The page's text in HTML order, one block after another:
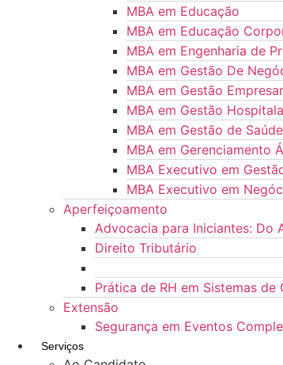
MBA em Educação
MBA em Educação
MBA em Engenharia de
MBA em Gestão De
MBA em Gestão
MBA em Gestão
MBA em Gestão de
MBA em Gerenciamento
MBA Executivo em
MBA Executivo em
Aperfeiçoamento
Advocacia para Iniciantes: Do
Direito Tributário
Prática de RH em Sistemas de
Extensão
Segurança em Eventos
Serviços